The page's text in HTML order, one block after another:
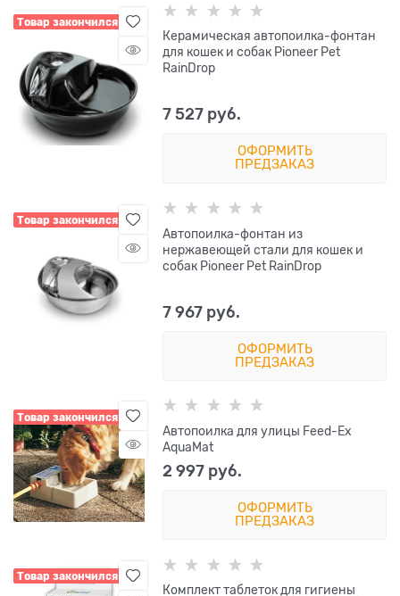
Товар закончился
Керамическая автопоилка-фонтан
для кошек и собак Pioneer Pet
RainDrop
7 527 руб.
ОФОРМИТЬ
ПРЕДЗАКАЗ
Товар закончился
Автопоилка-фонтан из
нержавеющей стали для кошек и
собак Pioneer Pet RainDrop
7 967 руб.
ОФОРМИТЬ
ПРЕДЗАКАЗ
Товар закончился
Автопоилка для улицы Feed-Ex
AquaMat
2 997 руб.
ОФОРМИТЬ
ПРЕДЗАКАЗ
Товар закончился
Комплект таблеток для гигиены